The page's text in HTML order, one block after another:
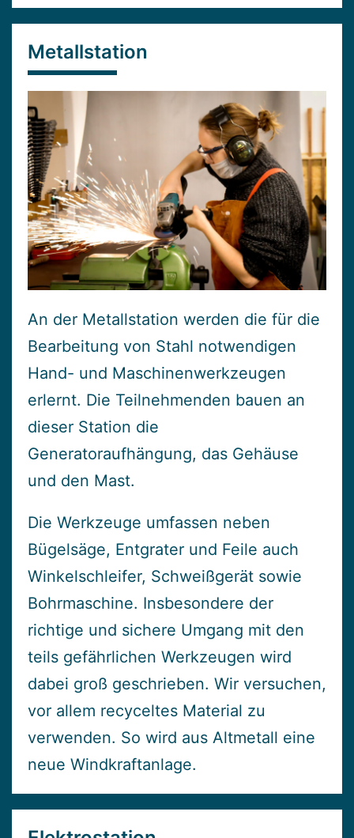
Metallstation
An der Metallstation werden die für die
Bearbeitung von Stahl notwendigen
Hand- und Maschinenwerkzeugen
erlernt. Die Teilnehmenden bauen an
dieser Station die
Generatoraufhängung, das Gehäuse
und den Mast.
Die Werkzeuge umfassen neben
Bügelsäge, Entgrater und Feile auch
Winkelschleifer, Schweißgerät sowie
Bohrmaschine. Insbesondere der
richtige und sichere Umgang mit den
teils gefährlichen Werkzeugen wird
dabei groß geschrieben. Wir versuchen,
vor allem recyceltes Material zu
verwenden. So wird aus Altmetall eine
neue Windkraftanlage.